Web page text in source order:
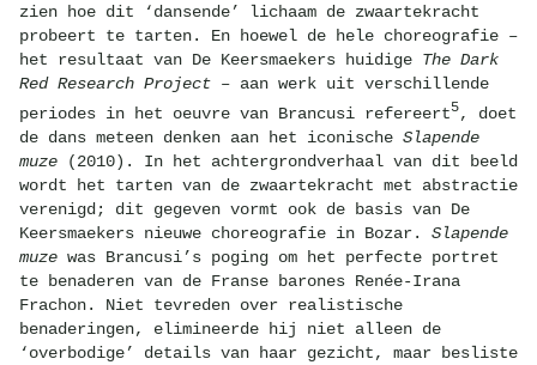
zien hoe dit ‘dansende’ lichaam de zwaartekracht
probeert te tarten. En hoewel de hele choreografie –
het resultaat van De Keersmaekers huidige The Dark
Red Research Project– aan werk uit verschillende
periodes in het oeuvre van Brancusi refereert5, doet
de dans meteen denken aan het iconische Slapende
muze(2010). In het achtergrondverhaal van dit beeld
wordt het tarten van de zwaartekracht met abstractie
verenigd; dit gegeven vormt ook de basis van De
Keersmaekers nieuwe choreografie in Bozar. Slapende
muzewas Brancusi’s poging om het perfecte portret
te benaderen van de Franse barones Renée-Irana
Frachon. Niet tevreden over realistische
benaderingen, elimineerde hij niet alleen de
‘overbodige’ details van haar gezicht, maar besliste